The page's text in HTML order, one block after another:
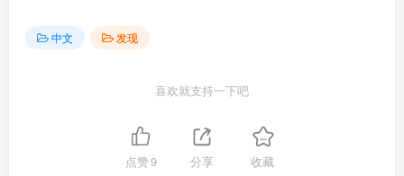
中文 发现
喜欢就支持一下吧
点赞9 分享 收藏